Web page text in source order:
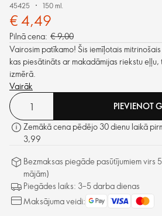
45425 150 ml.
€ 4,49
Pilnā cena: € 9,00
Vairosim patīkamo! Šis iemīļotais
kas piesātināts ar makadāmijas riekstu
izmērā.
Vairāk
PIEVIENOT
Zemākā cena pēdējo 30 dienu laikā
3,99
Bezmaksas piegāde pasūtījumiem virs
mājām)
Piegādes laiks: 3–5 darba dienas
Maksājuma veidi: